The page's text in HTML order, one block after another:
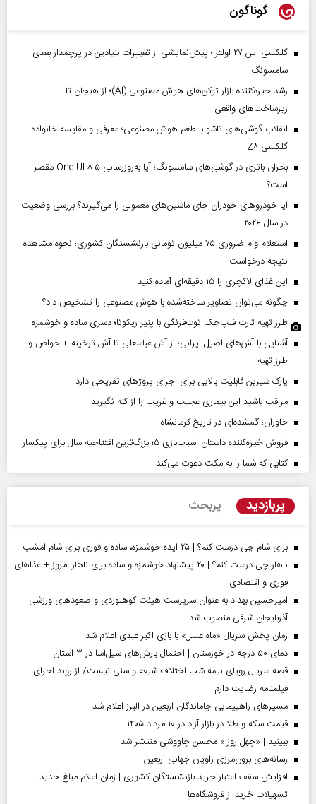
گوناگون
گلکسی اس ۲۷ اولترا؛ پیش‌نمایشی از تغییرات بنیادین در پرچمدار بعدی
سامسونگ
رشد خیره‌کننده بازار توکن‌های هوش مصنوعی (AI)؛ از هیجان تا
زیرساخت‌های واقعی
انقلاب گوشی‌های تاشو‌ با طعم هوش مصنوعی؛ معرفی و مقایسه خانواده
گلکسی Z۸
بحران باتری در گوشی‌های سامسونگ؛ آیا به‌روزرسانی One UI ۸.۵ مقصر
است؟
آیا خودروهای خودران جای ماشین‌های معمولی را می‌گیرند؟ بررسی وضعیت
در سال ۲۰۲۶
استعلام وام ضروری ۷۵ میلیون تومانی بازنشستگان کشوری؛ نحوه مشاهده
نتیجه درخواست
این غذای لاکچری را ۱۵ دقیقه‌ای آماده کنید
چگونه می‌توان تصاویر ساخته‌شده با هوش مصنوعی را تشخیص داد؟
طرز تهیه تارت فلپ‌جک توت‌فرنگی با پنیر ریکوتا؛ دسری ساده و خوشمزه
آشنایی با آش‌های اصیل ایرانی؛ از آش عباسعلی تا آش ترخینه + خواص و
طرز تهیه
پارک شیرین قابلیت‌ بالایی برای اجرای پروژهای تفریحی دارد
مراقب باشید این بیماری عجیب و غریب را از کنه نگیرید!
خاوران؛ گمشده‌ای در تاریخ کرمانشاه
فروش خیره‌کننده داستان اسباب‌بازی ۵؛ بزرگ‌ترین افتتاحیه سال برای پیکسار
کتابی که شما را به مکث دعوت می‌کند
پربازدید پربحث
برای شام چی درست کنم؟ | ۲۵ ایده خوشمزه، ساده و فوری برای شام امشب
ناهار چی درست کنم؟ | ۲۰ پیشنهاد خوشمزه و ساده برای ناهار امروز + غذاهای
فوری و اقتصادی
امیرحسین بهداد به عنوان سرپرست هیئت کوهنوردی و صعودهای ورزشی
آذربایجان شرقی منصوب شد
زمان پخش سریال «ماه عسل» با بازی اکبر عبدی اعلام شد
دمای ۵۰ درجه در خوزستان | احتمال بارش‌های سیل‌آسا در ۳ استان
قصه سریال رویای نیمه شب اختلاف شیعه و سنی نیست/ از روند اجرای
فیلمنامه رضایت دارم
مسیر‌های راهپیمایی جاماندگان اربعین در البرز اعلام شد
قیمت سکه و طلا در بازار آزاد در ۱۰ مرداد ۱۴۰۵
ببینید | «چهل روز » محسن چاووشی منتشر شد
رسانه‌های برون‌مرزی راویان جهانی اربعین
افزایش سقف اعتبار خرید بازنشستگان کشوری | زمان اعلام مبلغ جدید
تسهیلات خرید از فروشگاه‌ها